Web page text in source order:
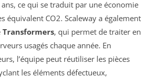
ce qui se traduit par une économie
équivalent CO2. Scaleway a également
Transformers, qui permet de traiter en
usagés chaque année. En
l’équipe peut réutiliser les pièces
les éléments défectueux,